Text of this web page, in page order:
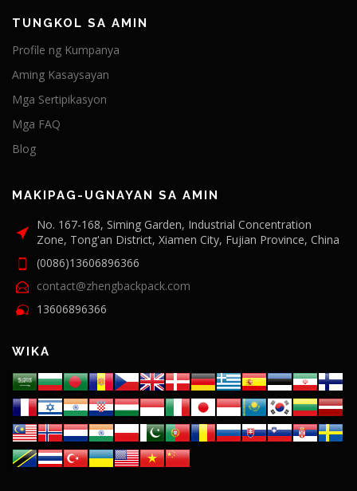
TUNGKOL SA AMIN
Profile ng Kumpanya
Aming Kasaysayan
Mga Sertipikasyon
Mga FAQ
Blog
MAKIPAG-UGNAYAN SA AMIN
No. 167-168, Siming Garden, Industrial Concentration
Zone, Tong'an District, Xiamen City, Fujian Province, China
(0086)13606896366
contact@zhengbackpack.com
13606896366
WIKA